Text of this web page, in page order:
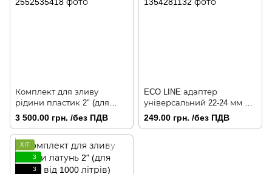
Комплект для зливу
рідини пластик 2" (для
бочок від 1000 літрів)
3 500.00 грн. /без ПДВ
ECO LINE адаптер
універсальний 22-24 мм на
кран, ECO-4128
249.00 грн. /без ПДВ
ХІТ
3
3